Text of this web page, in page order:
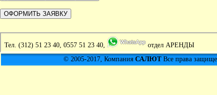
Тел. (312) 51 23 40, 0557 51 23 40,
отдел АРЕНДЫ
© 2005-2017, Компания САЛЮТВсе права